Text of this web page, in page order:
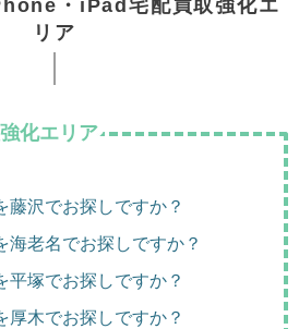
・iPad宅配買取強化エ
リア
化エリア
藤沢でお探しですか？
海老名でお探しですか？
平塚でお探しですか？
厚木でお探しですか？